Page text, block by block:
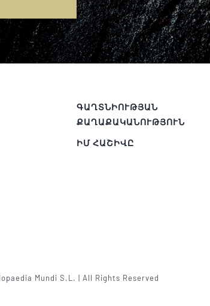
ԳԱՂՏՆԻՈՒԹՅԱՆ
ՔԱՂԱՔԱԿԱՆՈՒԹՅՈՒՆ
ԻՄ ՀԱՇԻՎԸ
Mundi S.L. | All Rights Reserved